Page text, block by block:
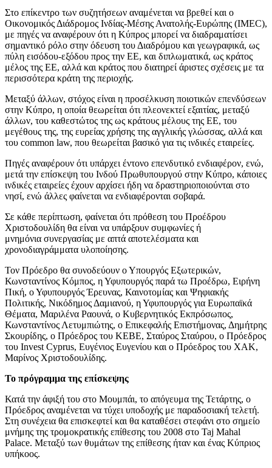
Στο επίκεντρο των συζητήσεων αναμένεται να βρεθεί και ο
Οικονομικός Διάδρομος Ινδίας-Μέσης Ανατολής-Ευρώπης (IMEC),
με πηγές να αναφέρουν ότι η Κύπρος μπορεί να διαδραματίσει
σημαντικό ρόλο στην όδευση του Διαδρόμου και γεωγραφικά, ως
πύλη εισόδου-εξόδου προς την ΕΕ, και διπλωματικά, ως κράτος
μέλος της ΕΕ, αλλά και κράτος που διατηρεί άριστες σχέσεις με τα
περισσότερα κράτη της περιοχής.
Μεταξύ άλλων, στόχος είναι η προσέλκυση ποιοτικών επενδύσεων
στην Κύπρο, η οποία θεωρείται ότι πλεονεκτεί εξαιτίας, μεταξύ
άλλων, του καθεστώτος της ως κράτους μέλους της ΕΕ, του
μεγέθους της, της ευρείας χρήσης της αγγλικής γλώσσας, αλλά και
του common law, που θεωρείται βασικό για τις ινδικές εταιρείες.
Πηγές αναφέρουν ότι υπάρχει έντονο επενδυτικό ενδιαφέρον, ενώ,
μετά την επίσκεψη του Ινδού Πρωθυπουργού στην Κύπρο, κάποιες
ινδικές εταιρείες έχουν αρχίσει ήδη να δραστηριοποιούνται στο
νησί, ενώ άλλες φαίνεται να ενδιαφέρονται σοβαρά.
Σε κάθε περίπτωση, φαίνεται ότι πρόθεση του Προέδρου
Χριστοδουλίδη θα είναι να υπάρξουν συμφωνίες ή
μνημόνια συνεργασίας με απτά αποτελέσματα και
χρονοδιαγράμματα υλοποίησης.
Τον Πρόεδρο θα συνοδεύουν ο Υπουργός Εξωτερικών,
Κωνσταντίνος Κόμπος, η Υφυπουργός παρά τω Προέδρω, Ειρήνη
Πική, ο Υφυπουργός Έρευνας, Καινοτομίας και Ψηφιακής
Πολιτικής, Νικόδημος Δαμιανού, η Υφυπουργός για Ευρωπαϊκά
Θέματα, Μαριλένα Ραουνά, ο Κυβερνητικός Εκπρόσωπος,
Κωνσταντίνος Λετυμπιώτης, ο Επικεφαλής Επιστήμονας, Δημήτρης
Σκουρίδης, o Πρόεδρος του ΚΕΒΕ, Σταύρος Σταύρου, ο Πρόεδρος
του Invest Cyprus, Ευγένιος Ευγενίου και ο Πρόεδρος του ΧΑΚ,
Μαρίνος Χριστοδουλίδης.
Το πρόγραμμα της επίσκεψης
Κατά την άφιξή του στο Μουμπάι, το απόγευμα της Τετάρτης, ο
Πρόεδρος αναμένεται να τύχει υποδοχής με παραδοσιακή τελετή.
Στη συνέχεια θα επισκεφτεί και θα καταθέσει στεφάνι στο σημείο
μνήμης της τρομοκρατικής επίθεσης του 2008 στο Taj Mahal
Palace. Μεταξύ των θυμάτων της επίθεσης ήταν και ένας Κύπριος
υπήκοος.